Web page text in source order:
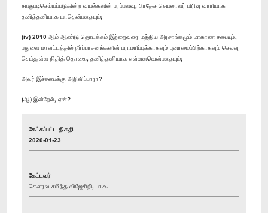
சாகுபடிசெய்யப்படுகின்ற வயல்களின் பரப்பளவு, பிரதேச செயலாளர் பிரிவு வாரியாக
தனித்தனியாக யாதென்பதையும்;
(iv) 2010 ஆம் ஆண்டு தொடக்கம் இற்றைவரை மத்திய அரசாங்கமும் மாகாண சபையும்,
பதுளை மாவட்டத்தில் நீர்ப்பாசனங்களின் பராமரிப்புக்காகவும் புனரமைப்பிற்காகவும் செலவு
செய்துள்ள நிதித் தொகை, தனித்தனியாக எவ்வளவென்பதையும்;
அவர் இச்சபைக்கு அறிவிப்பாரா?
(ஆ) இன்றேல், ஏன்?
கேட்கப்பட்ட திகதி
2020-01-23
கேட்டவர்
கௌரவ சமிந்த விஜேசிறி, பா.உ.